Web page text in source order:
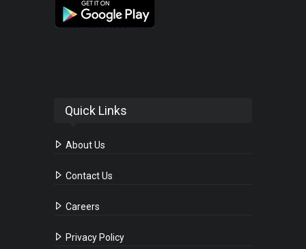
Quick Links
About Us
Contact Us
Careers
Privacy Policy